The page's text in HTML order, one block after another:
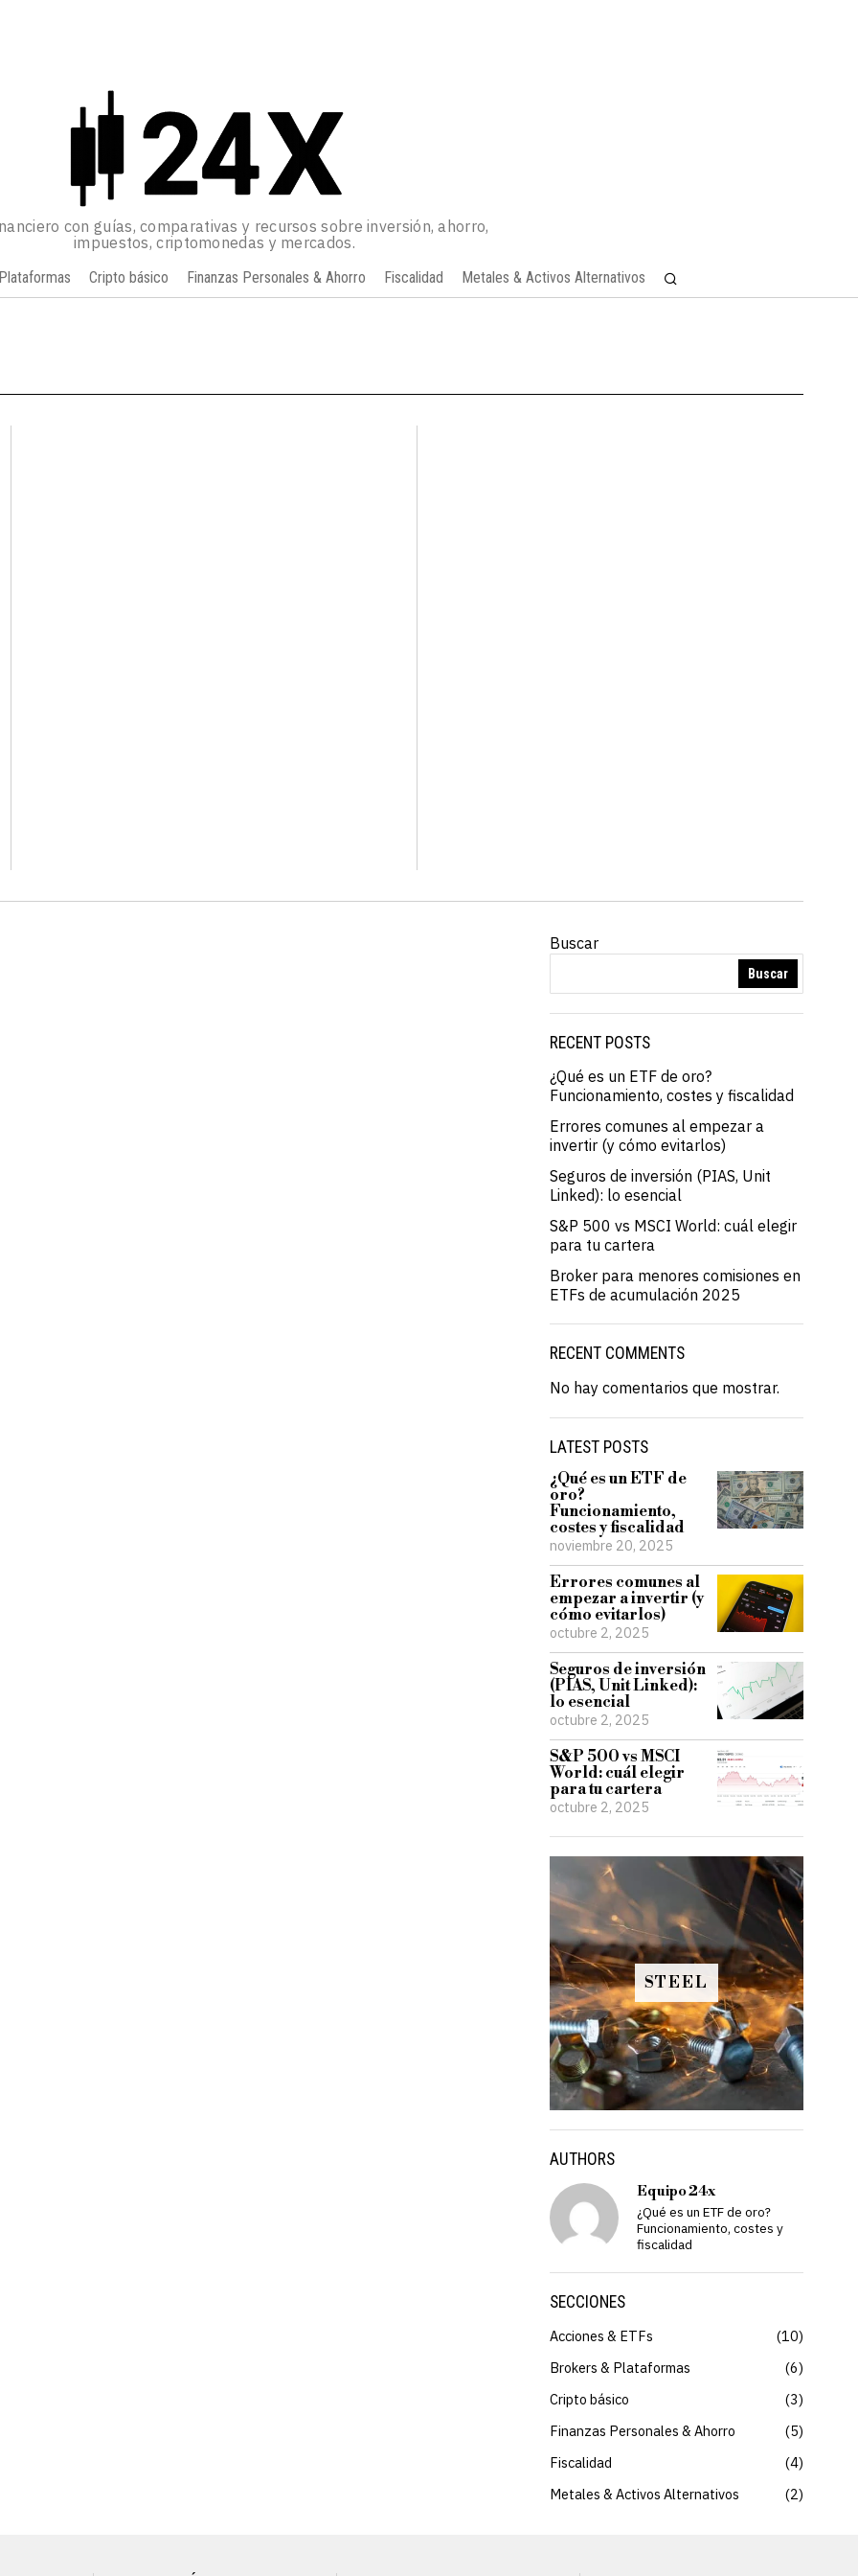
con guías, comparativas y recursos sobre inversión, ahorro,
impuestos, criptomonedas y mercados.
Cripto básico Finanzas Personales & Ahorro Fiscalidad Metales & Activos Alternativos
Buscar
Buscar
RECENT POSTS
¿Qué es un ETF de oro?
Funcionamiento, costes y fiscalidad
Errores comunes al empezar a
invertir (y cómo evitarlos)
Seguros de inversión (PIAS, Unit
Linked): lo esencial
S&P 500 vs MSCI World: cuál elegir
para tu cartera
Broker para menores comisiones en
ETFs de acumulación 2025
RECENT COMMENTS
No hay comentarios que mostrar.
LATEST POSTS
¿Qué es un ETF de
oro?
Funcionamiento,
costes y fiscalidad
noviembre 20, 2025
Errores comunes al
empezar a invertir (y
cómo evitarlos)
octubre 2, 2025
Seguros de inversión
(PIAS, Unit Linked):
lo esencial
octubre 2, 2025
S&P 500 vs MSCI
World: cuál elegir
para tu cartera
octubre 2, 2025
STEEL
AUTHORS
Equipo 24x
¿Qué es un ETF de oro?
Funcionamiento, costes y
fiscalidad
SECCIONES
Acciones & ETFs
10
Brokers & Plataformas
6
Cripto básico
3
Finanzas Personales & Ahorro
5
Fiscalidad
4
Metales & Activos Alternativos
2